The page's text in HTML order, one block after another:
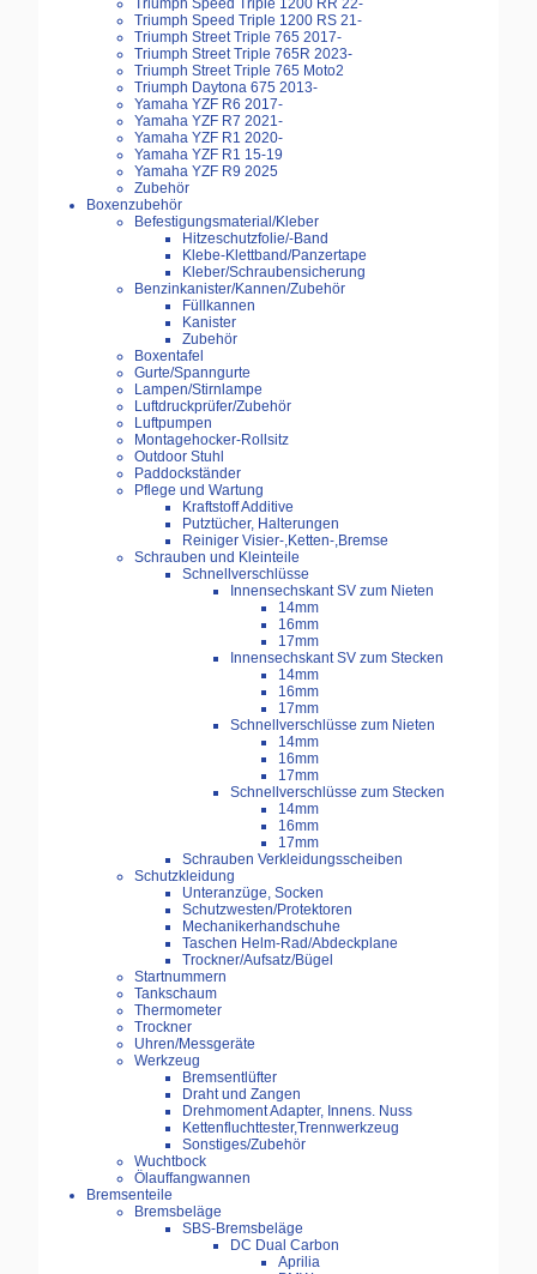
Triumph Speed Triple 1200 RR 22-
Triumph Speed Triple 1200 RS 21-
Triumph Street Triple 765 2017-
Triumph Street Triple 765R 2023-
Triumph Street Triple 765 Moto2
Triumph Daytona 675 2013-
Yamaha YZF R6 2017-
Yamaha YZF R7 2021-
Yamaha YZF R1 2020-
Yamaha YZF R1 15-19
Yamaha YZF R9 2025
Zubehör
Boxenzubehör
Befestigungsmaterial/Kleber
Hitzeschutzfolie/-Band
Klebe-Klettband/Panzertape
Kleber/Schraubensicherung
Benzinkanister/Kannen/Zubehör
Füllkannen
Kanister
Zubehör
Boxentafel
Gurte/Spanngurte
Lampen/Stirnlampe
Luftdruckprüfer/Zubehör
Luftpumpen
Montagehocker-Rollsitz
Outdoor Stuhl
Paddockständer
Pflege und Wartung
Kraftstoff Additive
Putztücher, Halterungen
Reiniger Visier-,Ketten-,Bremse
Schrauben und Kleinteile
Schnellverschlüsse
Innensechskant SV zum Nieten
14mm
16mm
17mm
Innensechskant SV zum Stecken
14mm
16mm
17mm
Schnellverschlüsse zum Nieten
14mm
16mm
17mm
Schnellverschlüsse zum Stecken
14mm
16mm
17mm
Schrauben Verkleidungsscheiben
Schutzkleidung
Unteranzüge, Socken
Schutzwesten/Protektoren
Mechanikerhandschuhe
Taschen Helm-Rad/Abdeckplane
Trockner/Aufsatz/Bügel
Startnummern
Tankschaum
Thermometer
Trockner
Uhren/Messgeräte
Werkzeug
Bremsentlüfter
Draht und Zangen
Drehmoment Adapter, Innens. Nuss
Kettenfluchttester,Trennwerkzeug
Sonstiges/Zubehör
Wuchtbock
Ölauffangwannen
Bremsenteile
Bremsbeläge
SBS-Bremsbeläge
DC Dual Carbon
Aprilia